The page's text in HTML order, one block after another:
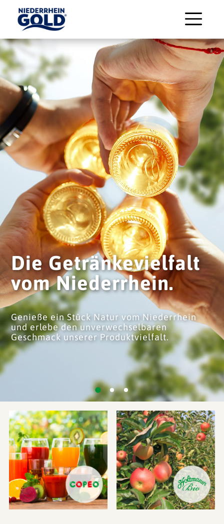
Niederrhein
Die
vom
Genieße ein Stück Natur
und erlebe den
Geschmack unserer